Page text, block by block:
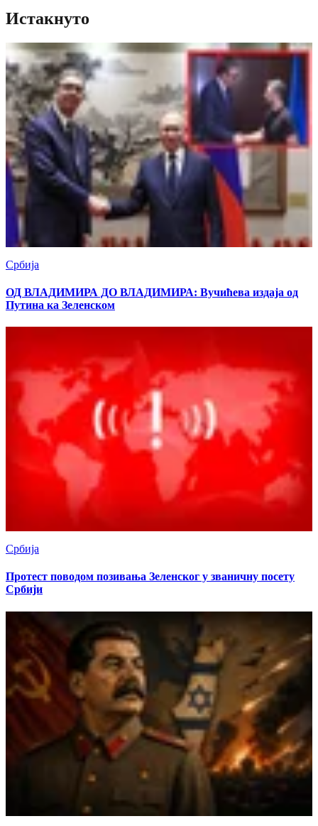
Истакнуто
Србија
ОД ВЛАДИМИРА ДО ВЛАДИМИРА: Вучићева издаја од
Путина ка Зеленском
Србија
Протест поводом позивања Зеленског у званичну посету
Србији